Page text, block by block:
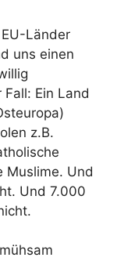
Länder
uns einen
Ein Land
z.B.
Muslime. Und
Und 7.000